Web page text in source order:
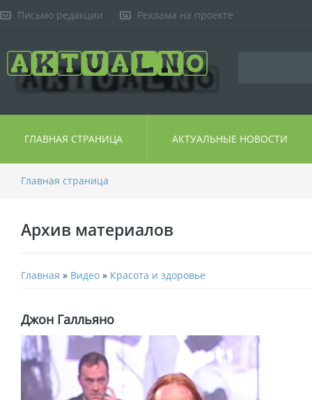
Письмо редакции Реклама на проекте
ГЛАВНАЯ СТРАНИЦА АКТУАЛЬНЫЕ НОВОСТИ
Главная страница
Архив материалов
Главная » Видео » Красота и здоровье
Джон Галльяно